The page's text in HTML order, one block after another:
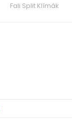
Fali Split Klímák